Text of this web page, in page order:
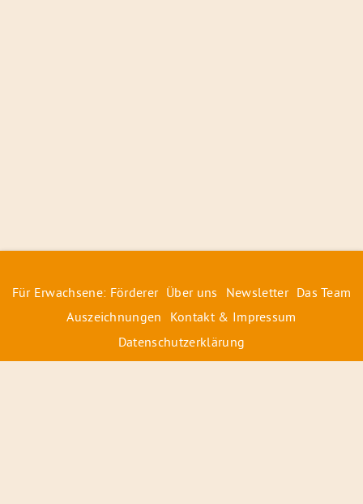
Für Erwachsene: Förderer Über uns Newsletter Das Team
Auszeichnungen
Kontakt & Impressum
Datenschutzerklärung